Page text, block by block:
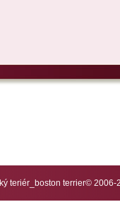
teriér_boston terrier© 2006-